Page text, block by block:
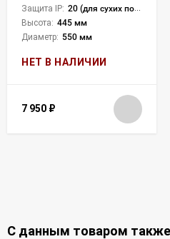
Защита IP: 20 (для сухих пом.)
Высота: 445 мм
Диаметр: 550 мм
НЕТ В НАЛИЧИИ
7 950 ₽
С данным товаром также